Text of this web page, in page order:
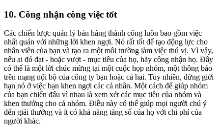
10. Công nhận công việc tốt
Các chiến lược quản lý bán hàng thành công luôn bao gồm việc
nhất quán với những lời khen ngợi. Nó rất tốt để tạo động lực cho
nhân viên của bạn và tạo ra một môi trường làm việc thú vị. Vì vậy,
nếu ai đó đạt - hoặc vượt - mục tiêu của họ, hãy công nhận họ. Đây
có thể là một lời chúc mừng tại một cuộc họp nhóm, một thông báo
trên mạng nội bộ của công ty bạn hoặc cả hai. Tuy nhiên, đừng giới
hạn nó ở việc bạn khen ngợi các cá nhân. Một cách để giúp nhóm
của bạn chiến đấu vì nhau là xem xét các mục tiêu của nhóm và
khen thưởng cho cả nhóm. Điều này có thể giúp mọi người chú ý
đến giải thưởng và ít có khả năng tăng số của họ với chi phí của
người khác.